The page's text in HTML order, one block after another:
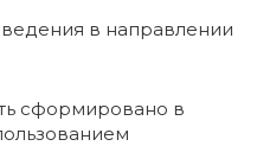
в направлении
сформировано в